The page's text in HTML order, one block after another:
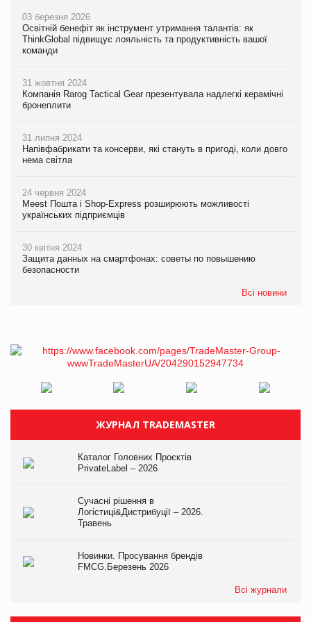
03 березня 2026
Освітній бенефіт як інструмент утримання талантів: як
ThinkGlobal підвищує лояльність та продуктивність вашої
команди
31 жовтня 2024
Компанія Rarog Tactical Gear презентувала надлегкі керамічні
бронеплити
31 липня 2024
Напівфабрикати та консерви, які стануть в пригоді, коли довго
нема світла
24 червня 2024
Meest Пошта і Shop-Express розширюють можливості
українських підприємців
30 квітня 2024
Защита данных на смартфонах: советы по повышению
безопасности
Всі новини
ЖУРНАЛ TRADEMASTER
Каталог Головних Проєктів
PrivateLabel – 2026
Сучасні рішення в
Логістиці&Дистрибуції – 2026.
Травень
Новинки. Просування брендів
FMCG.Березень 2026
Всі журнали